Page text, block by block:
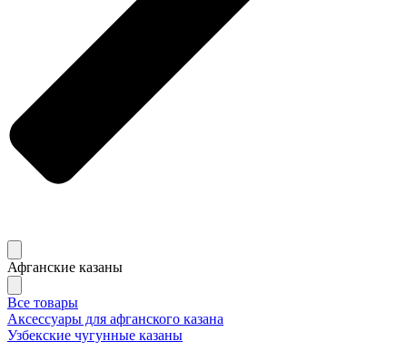
Афганские казаны
Все товары
Аксессуары для афганского казана
Узбекские чугунные казаны